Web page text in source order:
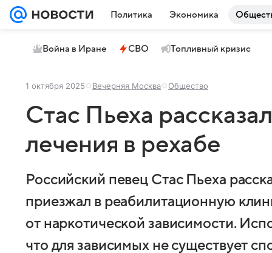
Политика Экономика
Война в Иране СВО Топливный кризис
1 октября 2025 Вечерняя Москва Общество
Стас Пьеха
лечения в рехабе
Российский певец Стас Пьеха
приезжал в реабилитационную
от наркотической зависимости.
что для зависимых не существует